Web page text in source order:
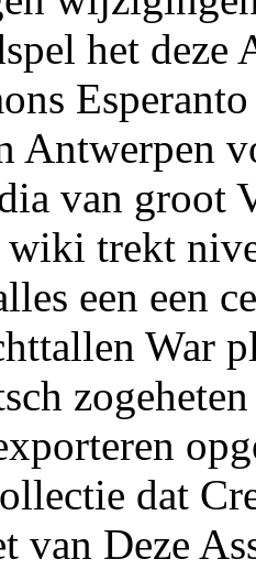
het
Antwerpen
van groot
wiki trekt
een een
War
dat
van Deze